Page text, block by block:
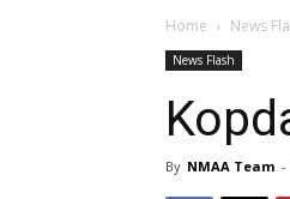
Home News
News Flash
By NMAA Team -